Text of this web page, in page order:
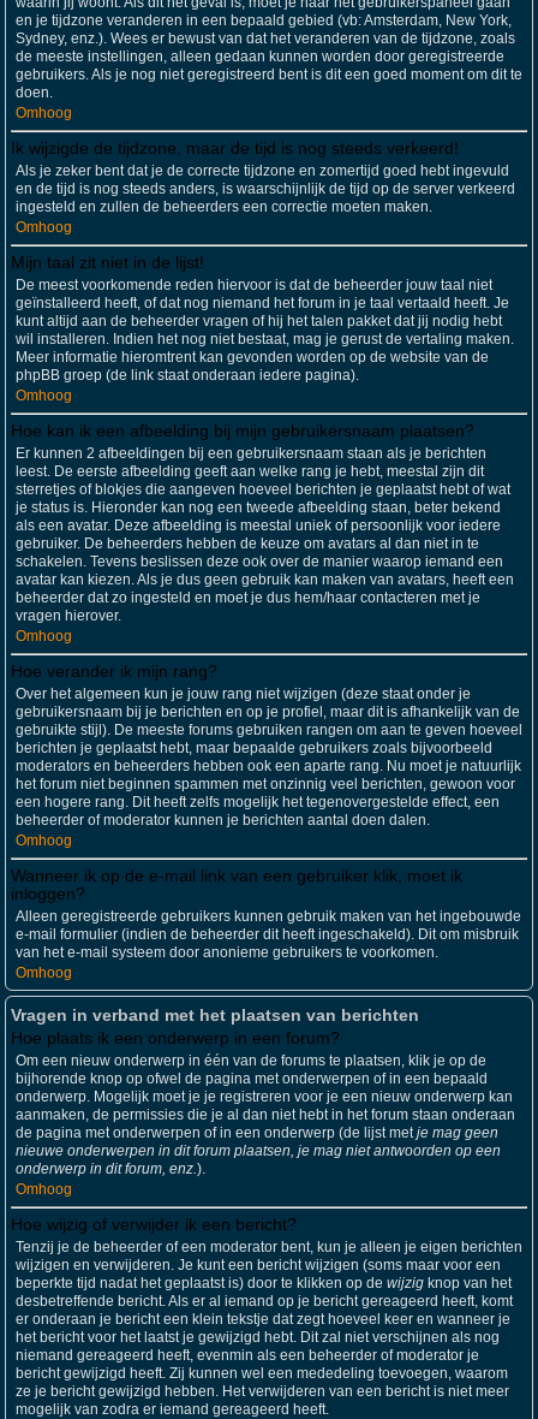
en je tijdzone veranderen in een bepaald gebied (vb: Amsterdam, New York,
Sydney, enz.). Wees er bewust van dat het veranderen van de tijdzone, zoals
de meeste instellingen, alleen gedaan kunnen worden door geregistreerde
gebruikers. Als je nog niet geregistreerd bent is dit een goed moment om dit te
doen.
Omhoog
Ik wijzigde de tijdzone, maar de tijd is nog steeds verkeerd!
Als je zeker bent dat je de correcte tijdzone en zomertijd goed hebt ingevuld
en de tijd is nog steeds anders, is waarschijnlijk de tijd op de server verkeerd
ingesteld en zullen de beheerders een correctie moeten maken.
Omhoog
Mijn taal zit niet in de lijst!
De meest voorkomende reden hiervoor is dat de beheerder jouw taal niet
geïnstalleerd heeft, of dat nog niemand het forum in je taal vertaald heeft. Je
kunt altijd aan de beheerder vragen of hij het talen pakket dat jij nodig hebt
wil installeren. Indien het nog niet bestaat, mag je gerust de vertaling maken.
Meer informatie hieromtrent kan gevonden worden op de website van de
phpBB groep (de link staat onderaan iedere pagina).
Omhoog
Hoe kan ik een afbeelding bij mijn gebruikersnaam plaatsen?
Er kunnen 2 afbeeldingen bij een gebruikersnaam staan als je berichten
leest. De eerste afbeelding geeft aan welke rang je hebt, meestal zijn dit
sterretjes of blokjes die aangeven hoeveel berichten je geplaatst hebt of wat
je status is. Hieronder kan nog een tweede afbeelding staan, beter bekend
als een avatar. Deze afbeelding is meestal uniek of persoonlijk voor iedere
gebruiker. De beheerders hebben de keuze om avatars al dan niet in te
schakelen. Tevens beslissen deze ook over de manier waarop iemand een
avatar kan kiezen. Als je dus geen gebruik kan maken van avatars, heeft een
beheerder dat zo ingesteld en moet je dus hem/haar contacteren met je
vragen hierover.
Omhoog
Hoe verander ik mijn rang?
Over het algemeen kun je jouw rang niet wijzigen (deze staat onder je
gebruikersnaam bij je berichten en op je profiel, maar dit is afhankelijk van de
gebruikte stijl). De meeste forums gebruiken rangen om aan te geven hoeveel
berichten je geplaatst hebt, maar bepaalde gebruikers zoals bijvoorbeeld
moderators en beheerders hebben ook een aparte rang. Nu moet je natuurlijk
het forum niet beginnen spammen met onzinnig veel berichten, gewoon voor
een hogere rang. Dit heeft zelfs mogelijk het tegenovergestelde effect, een
beheerder of moderator kunnen je berichten aantal doen dalen.
Omhoog
Wanneer ik op de e-mail link van een gebruiker klik, moet ik
inloggen?
Alleen geregistreerde gebruikers kunnen gebruik maken van het ingebouwde
e-mail formulier (indien de beheerder dit heeft ingeschakeld). Dit om misbruik
van het e-mail systeem door anonieme gebruikers te voorkomen.
Omhoog
Vragen in verband met het plaatsen van berichten
Hoe plaats ik een onderwerp in een forum?
Om een nieuw onderwerp in één van de forums te plaatsen, klik je op de
bijhorende knop op ofwel de pagina met onderwerpen of in een bepaald
onderwerp. Mogelijk moet je je registreren voor je een nieuw onderwerp kan
aanmaken, de permissies die je al dan niet hebt in het forum staan onderaan
de pagina met onderwerpen of in een onderwerp (de lijst metje mag geen
nieuwe onderwerpen in dit forum plaatsen, je mag niet antwoorden op een
onderwerp in dit forum, enz.).
Omhoog
Hoe wijzig of verwijder ik een bericht?
Tenzij je de beheerder of een moderator bent, kun je alleen je eigen berichten
wijzigen en verwijderen. Je kunt een bericht wijzigen (soms maar voor een
beperkte tijd nadat het geplaatst is) door te klikken op de wijzig knop van het
desbetreffende bericht. Als er al iemand op je bericht gereageerd heeft, komt
er onderaan je bericht een klein tekstje dat zegt hoeveel keer en wanneer je
het bericht voor het laatst je gewijzigd hebt. Dit zal niet verschijnen als nog
niemand gereageerd heeft, evenmin als een beheerder of moderator je
bericht gewijzigd heeft. Zij kunnen wel een mededeling toevoegen, waarom
ze je bericht gewijzigd hebben. Het verwijderen van een bericht is niet meer
mogelijk van zodra er iemand gereageerd heeft.